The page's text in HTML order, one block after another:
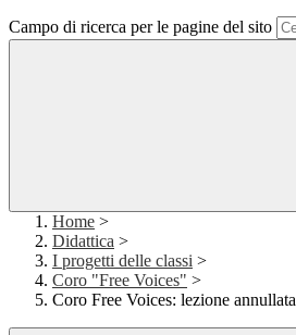
Campo di ricerca per le pagine del sito
Home >
Didattica >
I progetti delle classi >
Coro "Free Voices" >
Coro Free Voices: lezione annullata